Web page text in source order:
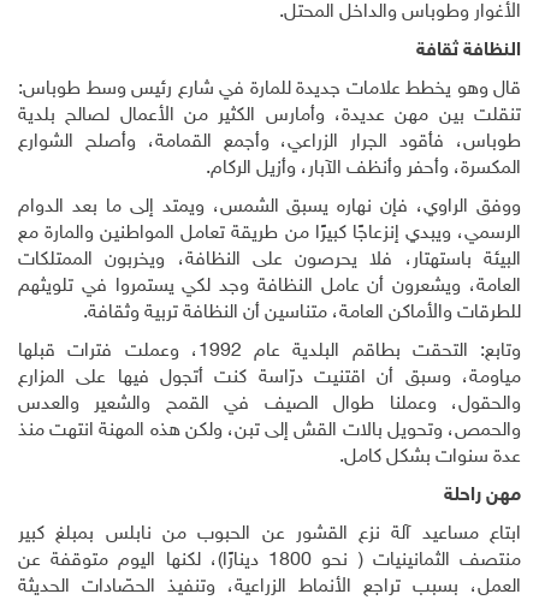
الأغوار وطوباس والداخل المحتل.
النظافة ثقافة
قال وهو يخطط علامات جديدة للمارة في شارع رئيس وسط طوباس:
تنقلت بين مهن عديدة، وأمارس الكثير من الأعمال لصالح بلدية
طوباس، فأقود الجرار الزراعي، وأجمع القمامة، وأصلح الشوارع
المكسرة، وأحفر وأنظف الآبار، وأزيل الركام.
ووفق الراوي، فإن نهاره يسبق الشمس، ويمتد إلى ما بعد الدوام
الرسمي، ويبدي إنزعاجًا كبيرًا من طريقة تعامل المواطنين والمارة مع
البيئة باستهتار، فلا يحرصون على النظافة، ويخربون الممتلكات
العامة، ويشعرون أن عامل النظافة وجد لكي يستمروا في تلويثهم
للطرقات والأماكن العامة، متناسين أن النظافة تربية وثقافة.
وتابع: التحقت بطاقم البلدية عام 1992، وعملت فترات قبلها
مياومة، وسبق أن اقتنيت درّاسة كنت أتجول فيها على المزارع
والحقول، وعملنا طوال الصيف في القمح والشعير والعدس
والحمص، وتحويل بالات القش إلى تبن، ولكن هذه المهنة انتهت منذ
عدة سنوات بشكل كامل.
مهن راحلة
ابتاع مساعيد آلة نزع القشور عن الحبوب من نابلس بمبلغ كبير
منتصف الثمانينيات ( نحو 1800 دينارًا)، لكنها اليوم متوقفة عن
العمل، بسبب تراجع الأنماط الزراعية، وتنفيذ الحصّادات الحديثة